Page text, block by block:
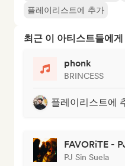
플레이리스트에 추가
최근 이 아티스트들에
phonk
BRINCESS
플레이리스트에
FAVORiTE -
PJ Sin Suela